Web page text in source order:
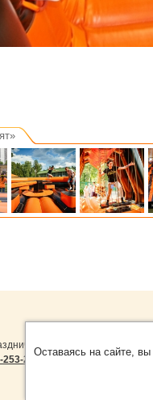
мероприятий в
22-14
Оставаясь на сайте,